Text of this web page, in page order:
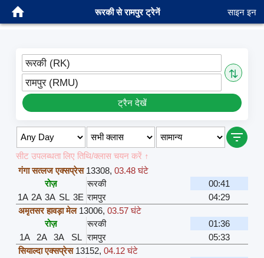
रूरकी से रामपुर ट्रेनें साइन इन
रूरकी (RK)
⇅
रामपुर (RMU)
ट्रैन देखें
सीट उपलब्धता लिए तिथि/क्लास चयन करें ↑
गंगा सत्लज एक्सप्रेस 13308, 03.48 घंटे
रोज़
रूरकी
00:41
1A 2A 3A SL 3E रामपुर
04:29
अमृतसर हावड़ा मेल 13006, 03.57 घंटे
रोज़
रूरकी
01:36
1A
2A 3A SL रामपुर
05:33
सियाल्दा एक्सप्रेस 13152, 04.12 घंटे